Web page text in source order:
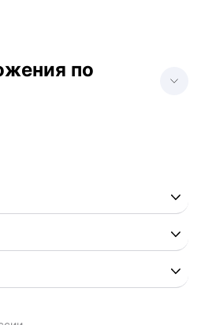
по
Автокредит на Omoda
Автокредит на Toyota